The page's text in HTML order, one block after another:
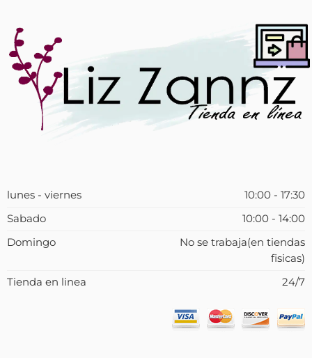
lunes - viernes
10:00 - 17:30
Sabado
10:00 - 14:00
Domingo
No se trabaja(en tiendas
fisicas)
Tienda en linea
24/7